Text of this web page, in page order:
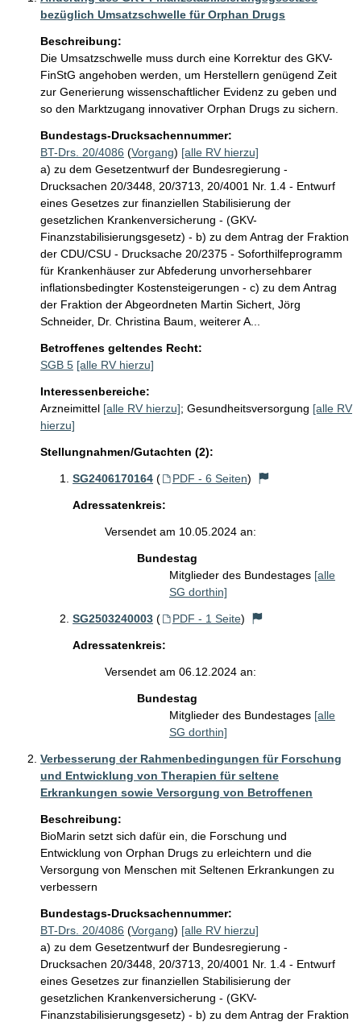
bezüglich Umsatzschwelle für Orphan Drugs
Beschreibung:
Die Umsatzschwelle muss durch eine Korrektur des GKV-
FinStG angehoben werden, um Herstellern genügend Zeit
zur Generierung wissenschaftlicher Evidenz zu geben und
so den Marktzugang innovativer Orphan Drugs zu sichern.
Bundestags-Drucksachennummer:
BT-Drs. 20/4086 (Vorgang) [alle RV hierzu]
a) zu dem Gesetzentwurf der Bundesregierung -
Drucksachen 20/3448, 20/3713, 20/4001 Nr. 1.4 - Entwurf
eines Gesetzes zur finanziellen Stabilisierung der
gesetzlichen Krankenversicherung - (GKV-
Finanzstabilisierungsgesetz) - b) zu dem Antrag der Fraktion
der CDU/CSU - Drucksache 20/2375 - Soforthilfeprogramm
für Krankenhäuser zur Abfederung unvorhersehbarer
inflationsbedingter Kostensteigerungen - c) zu dem Antrag
der Fraktion der Abgeordneten Martin Sichert, Jörg
Schneider, Dr. Christina Baum, weiterer A...
Betroffenes geltendes Recht:
SGB 5 [alle RV hierzu]
Interessenbereiche:
Arzneimittel [alle RV hierzu]; Gesundheitsversorgung [alle RV
hierzu]
Stellungnahmen/Gutachten (2):
SG2406170164 ( PDF - 6 Seiten)
Adressatenkreis:
Versendet am 10.05.2024 an:
Bundestag
Mitglieder des Bundestages [alle
SG dorthin]
SG2503240003 ( PDF - 1 Seite)
Adressatenkreis:
Versendet am 06.12.2024 an:
Bundestag
Mitglieder des Bundestages [alle
SG dorthin]
Verbesserung der Rahmenbedingungen für Forschung
und Entwicklung von Therapien für seltene
Erkrankungen sowie Versorgung von Betroffenen
Beschreibung:
BioMarin setzt sich dafür ein, die Forschung und
Entwicklung von Orphan Drugs zu erleichtern und die
Versorgung von Menschen mit Seltenen Erkrankungen zu
verbessern
Bundestags-Drucksachennummer:
BT-Drs. 20/4086 (Vorgang) [alle RV hierzu]
a) zu dem Gesetzentwurf der Bundesregierung -
Drucksachen 20/3448, 20/3713, 20/4001 Nr. 1.4 - Entwurf
eines Gesetzes zur finanziellen Stabilisierung der
gesetzlichen Krankenversicherung - (GKV-
Finanzstabilisierungsgesetz) - b) zu dem Antrag der Fraktion